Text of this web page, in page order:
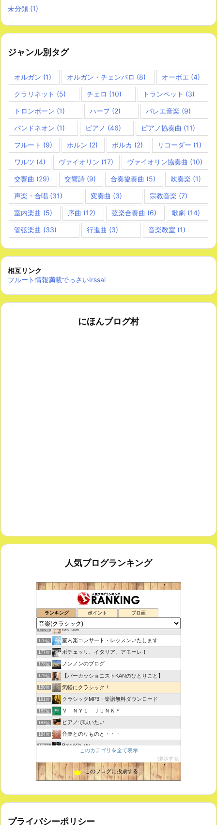
未分類 (1)
ジャンル別タグ
オルガン (1) オルガン・チェンバロ (8) オーボエ (4)
クラリネット (5) チェロ (10) トランペット (3)
トロンボーン (1) ハープ(2) バレエ音楽 (9)
バンドネオン (1) ピアノ (46) ピアノ協奏曲 (11)
フルート (9) ホルン (2) ポルカ (2) リコーダー (1)
ワルツ (4) ヴァイオリン (17) ヴァイオリン協奏曲 (10)
交響曲 (29) 交響詩(9) 合奏協奏曲 (5) 吹奏楽 (1)
声楽・合唱 (31) 変奏曲 (3) 宗教音楽 (7)
室内楽曲 (5) 序曲 (12) 弦楽合奏曲 (6) 歌劇(14)
管弦楽曲 (33) 行進曲 (3) 音楽教室 (1)
相互リンク
フルート情報満載でっさいIrssai
にほんブログ村
人気ブログランキング
ランキング ポイント ブロ画
鑑賞空間・忘れられない作品
174位 思えば遠くへ来たもんだ
175位 tak-talk
176位 室内楽コンサート・レッスンいたします
177位 ボチェッリ、イタリア、アモーレ！
178位 ノンノンのブログ
179位 【パーカッショニストKANのひとりごと】
180位 気軽にクラシック！
181位 クラシックMP3・楽譜無料ダウンロード
182位 ＶＩＮＹＬ ＪＵＮＫＹ
183位 ピアノで唄いたい
184位 音楽とのりものと・・・
185位 BakuKla +*+
187位 ときどき書きます♪
このカテゴリを全て表示
参加する
このブログに投票する
プライバシーポリシー